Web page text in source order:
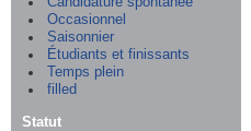
Occasionnel
Saisonnier
Étudiants et finissants
Temps plein
filled
Statut